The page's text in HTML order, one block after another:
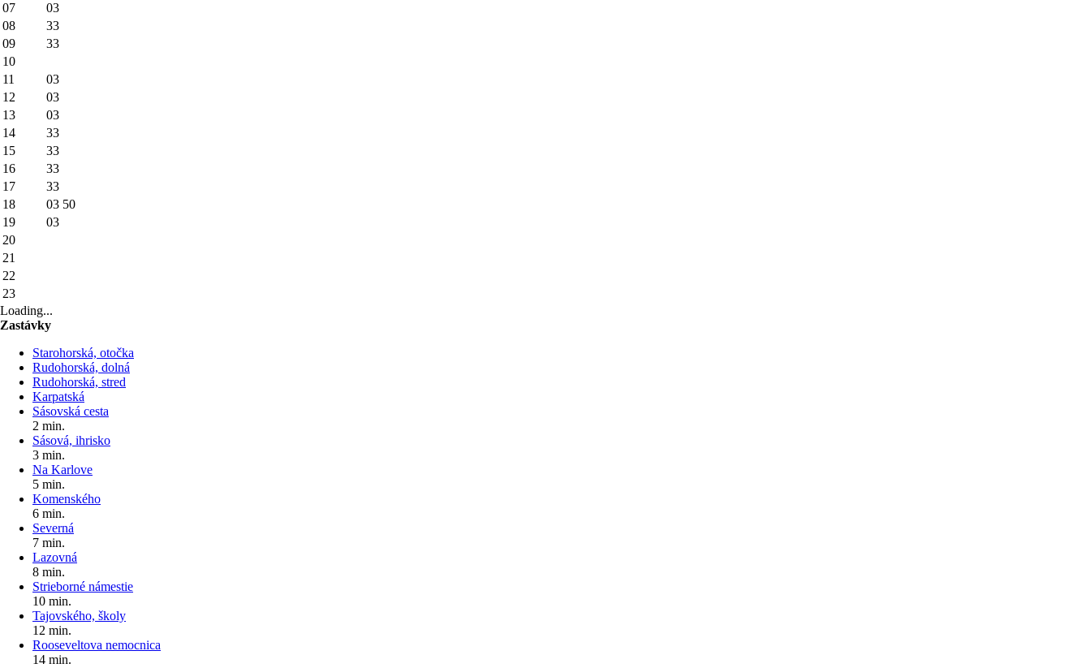
07
03
08
33
09
33
10
11
03
12
03
13
03
14
33
15
33
16
33
17
33
18
03 50
19
03
20
21
22
23
Loading...
Zastávky
Starohorská, otočka
Rudohorská, dolná
Rudohorská, stred
Karpatská
Sásovská cesta
2 min.
Sásová, ihrisko
3 min.
Na Karlove
5 min.
Komenského
6 min.
Severná
7 min.
Lazovná
8 min.
Strieborné námestie
10 min.
Tajovského, školy
12 min.
Rooseveltova nemocnica
14 min.